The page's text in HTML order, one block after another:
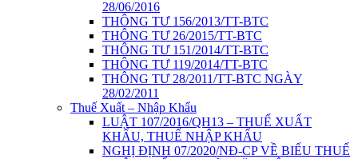
28/06/2016
THÔNG TƯ 156/2013/TT-BTC
THÔNG TƯ 26/2015/TT-BTC
THÔNG TƯ 151/2014/TT-BTC
THÔNG TƯ 119/2014/TT-BTC
THÔNG TƯ 28/2011/TT-BTC NGÀY
28/02/2011
Thuế Xuất – Nhập Khẩu
LUẬT 107/2016/QH13 – THUẾ XUẤT
KHẨU, THUẾ NHẬP KHẨU
NGHỊ ĐỊNH 07/2020/NĐ-CP VỀ BIỂU THUẾ